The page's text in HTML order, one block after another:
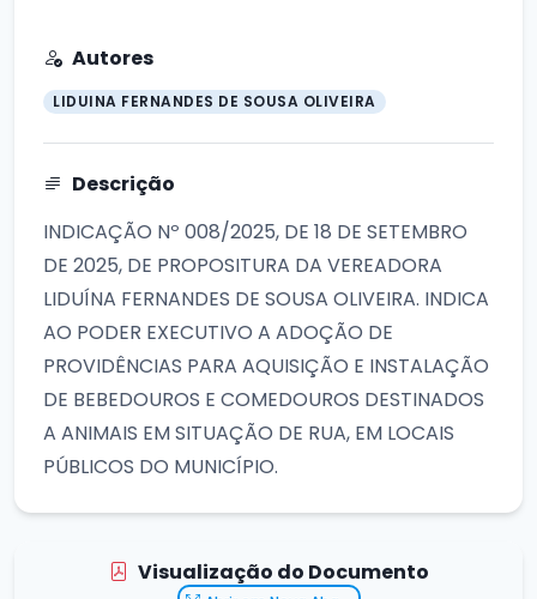
Autores
LIDUINA FERNANDES DE SOUSA OLIVEIRA
Descrição
INDICAÇÃO Nº 008/2025, DE 18 DE SETEMBRO
DE 2025, DE PROPOSITURA DA VEREADORA
LIDUÍNA FERNANDES DE SOUSA OLIVEIRA. INDICA
AO PODER EXECUTIVO A ADOÇÃO DE
PROVIDÊNCIAS PARA AQUISIÇÃO E INSTALAÇÃO
DE BEBEDOUROS E COMEDOUROS DESTINADOS
A ANIMAIS EM SITUAÇÃO DE RUA, EM LOCAIS
PÚBLICOS DO MUNICÍPIO.
Visualização do Documento